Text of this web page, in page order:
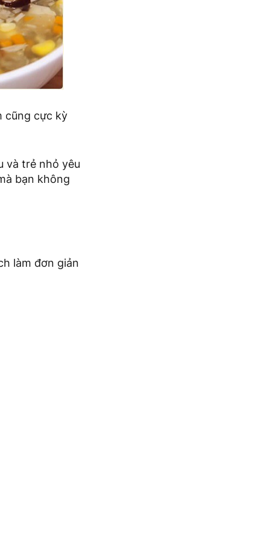
cũng cực kỳ
và trẻ nhỏ yêu
bạn không
làm đơn giản